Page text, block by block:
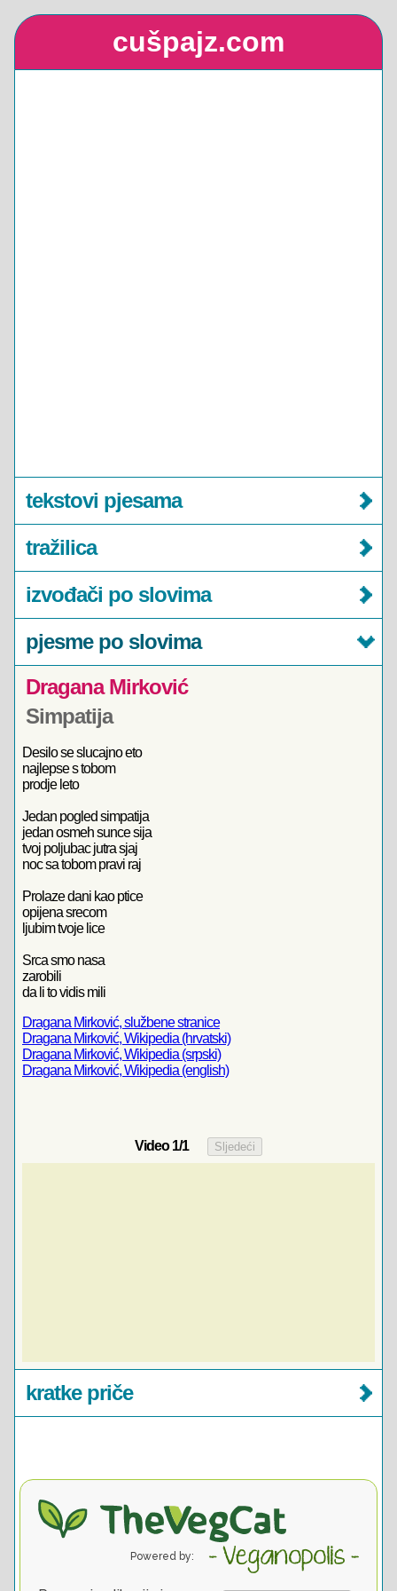
cušpajz.com
tekstovi pjesama
tražilica
izvođači po slovima
pjesme po slovima
Dragana Mirković
Simpatija
Desilo se slucajno eto
najlepse s tobom
prodje leto
Jedan pogled simpatija
jedan osmeh sunce sija
tvoj poljubac jutra sjaj
noc sa tobom pravi raj
Prolaze dani kao ptice
opijena srecom
ljubim tvoje lice
Srca smo nasa
zarobili
da li to vidis mili
Dragana Mirković, službene stranice
Dragana Mirković, Wikipedia (hrvatski)
Dragana Mirković, Wikipedia (srpski)
Dragana Mirković, Wikipedia (english)
Video1/1
kratke priče